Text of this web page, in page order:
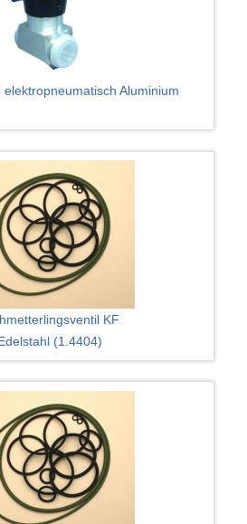
Aluminium
KF
(1.4404)